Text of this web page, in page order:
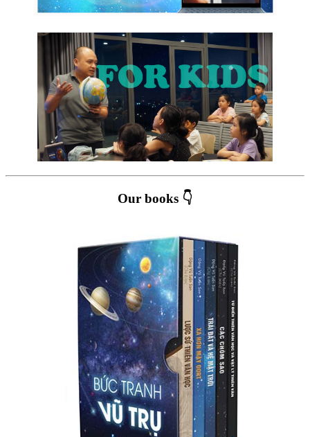
Our books 👇